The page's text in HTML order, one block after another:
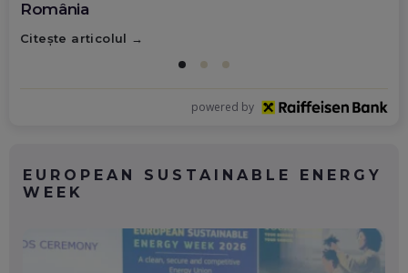
România
Citește articolul
powered by
EUROPEAN SUSTAINABLE ENERGY
WEEK